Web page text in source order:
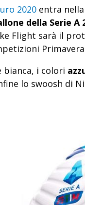
2020 entra
della Serie A
Flight sarà il
bianca, i colori
lo swoosh di